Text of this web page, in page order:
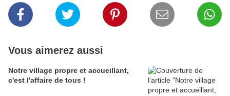
Vous aimerez aussi
Notre village propre et accueillant,
c'est l'affaire de tous !